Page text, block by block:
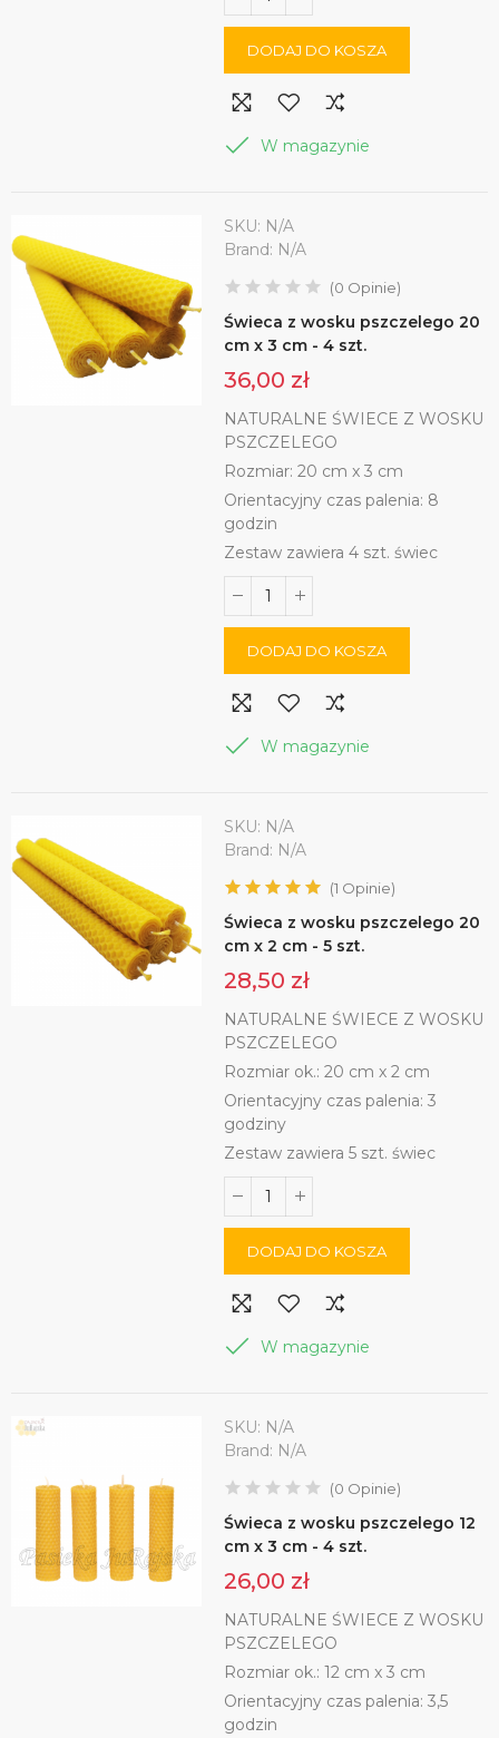
DODAJ DO KOSZA
W magazynie
SKU: N/A
Brand: N/A
(0 Opinie)
Świeca z wosku pszczelego 20
cm x 3 cm - 4 szt.
36,00 zł
NATURALNE ŚWIECE Z WOSKU
PSZCZELEGO
Rozmiar: 20 cm x 3 cm
Orientacyjny czas palenia: 8
godzin
Zestaw zawiera 4 szt. świec
DODAJ DO KOSZA
W magazynie
SKU: N/A
Brand: N/A
(1 Opinie)
Świeca z wosku pszczelego 20
cm x 2 cm - 5 szt.
28,50 zł
NATURALNE ŚWIECE Z WOSKU
PSZCZELEGO
Rozmiar ok.: 20 cm x 2 cm
Orientacyjny czas palenia: 3
godziny
Zestaw zawiera 5 szt. świec
DODAJ DO KOSZA
W magazynie
SKU: N/A
Brand: N/A
(0 Opinie)
Świeca z wosku pszczelego 12
cm x 3 cm - 4 szt.
26,00 zł
NATURALNE ŚWIECE Z WOSKU
PSZCZELEGO
Rozmiar ok.: 12 cm x 3 cm
Orientacyjny czas palenia: 3,5
godzin